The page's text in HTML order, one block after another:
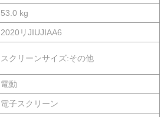
53.0 kg
2020リJIUJIAA6
スクリーンサイズ:その他
電動
電子スクリーン